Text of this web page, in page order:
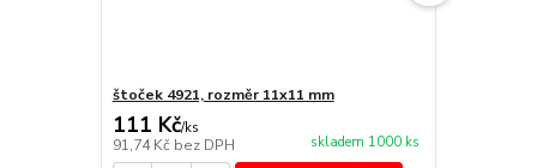
štoček 4921, rozměr 11x11 mm
111 Kč/ks
91,74 Kč bez DPH skladem 1000 ks